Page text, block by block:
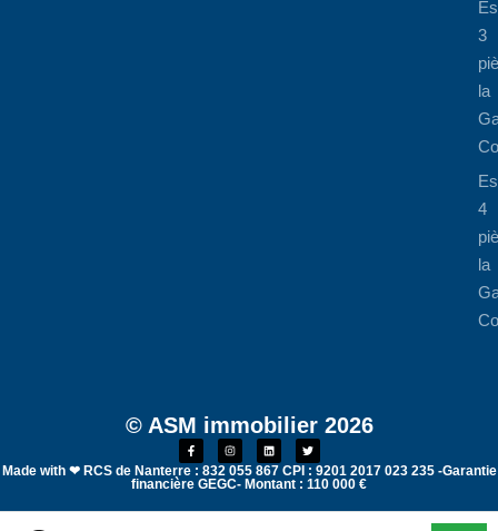
3
la
4
la
© ASM immobilier 2026
Made with ❤ RCS de Nanterre : 832 055 867 CPI : 9201 2017 023 235 -Garantie
financière GEGC- Montant : 110 000 €